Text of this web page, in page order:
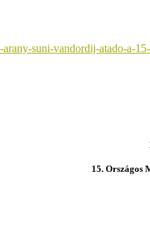
suni-vandordij-atado-a-
15. Országos